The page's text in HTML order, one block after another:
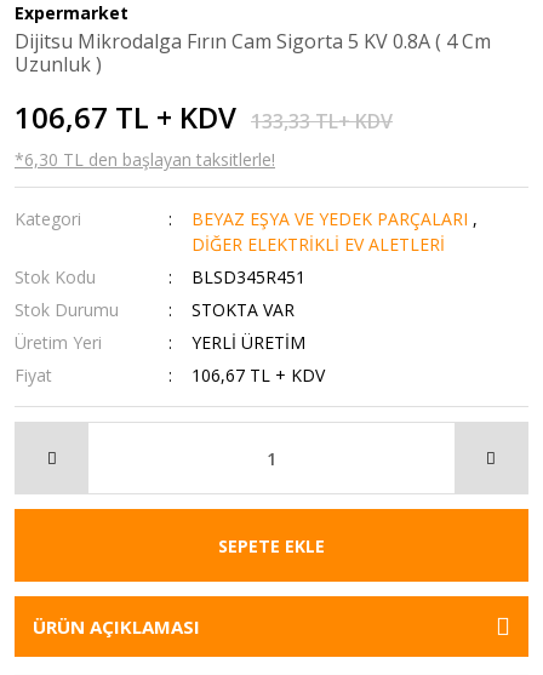
Expermarket
Dijitsu Mikrodalga Fırın Cam Sigorta 5 KV 0.8A ( 4 Cm
Uzunluk )
106,67 TL + KDV 133,33 TL+ KDV
*6,30 TL den başlayan taksitlerle!
Kategori BEYAZ EŞYA VE YEDEK PARÇALARI ,
DİĞER ELEKTRİKLİ EV ALETLERİ
Stok Kodu
BLSD345R451
Stok Durumu
STOKTA VAR
Üretim Yeri
YERLİ ÜRETİM
Fiyat
106,67 TL + KDV
SEPETE EKLE
ÜRÜN AÇIKLAMASI